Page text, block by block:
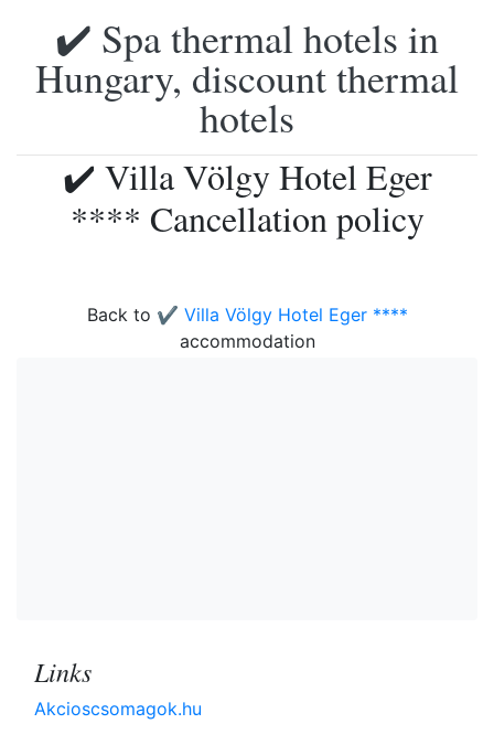
✔️ Spa thermal hotels in
Hungary, discount thermal
hotels
✔️ Villa Völgy Hotel Eger
**** Cancellation policy
Back to ✔️ Villa Völgy Hotel Eger ****
accommodation
Links
Akcioscsomagok.hu